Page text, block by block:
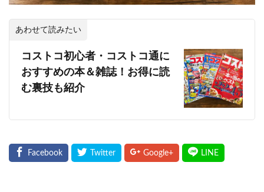
あわせて読みたい
コストコ初心者・コストコ通に
おすすめの本＆雑誌！お得に読
む裏技も紹介